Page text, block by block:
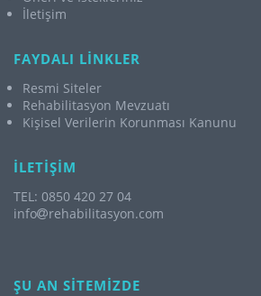
İletişim
FAYDALI LİNKLER
Resmi Siteler
Rehabilitasyon Mevzuatı
Kişisel Verilerin Korunması Kanunu
İLETİŞİM
TEL: 0850 420 27 04
info
rehabilitasyon.com
ŞU AN SİTEMİZDE